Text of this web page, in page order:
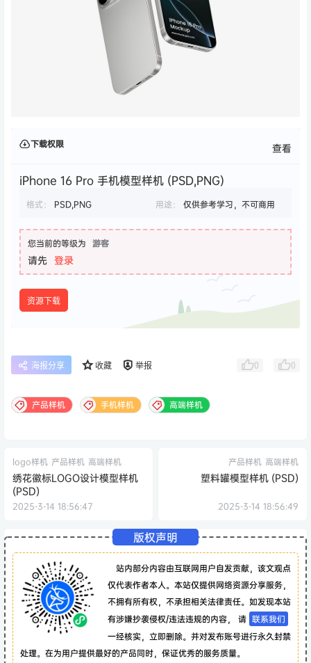
下载权限 查看
iPhone 16 Pro 手机模型样机 (PSD,PNG)
格式： PSD,PNG 用途： 仅供参考学习，不可商用
您当前的等级为 游客
请先 登录
资源下载
海报分享 收藏 举报 0 0
产品样机 手机样机 高端样机
logo样机 产品样机 高端样机
绣花徽标LOGO设计模型样机
(PSD)
2025-3-14 18:56:47
产品样机 高端样机
塑料罐模型样机 (PSD)
2025-3-14 18:56:49
版权声明
站内部分内容由互联网用户自发贡献，该文观点
仅代表作者本人。本站仅提供网络资源分享服务，
不拥有所有权，不承担相关法律责任。如发现本站
有涉嫌抄袭侵权/违法违规的内容， 请 联系我们
一经核实，立即删除。并对发布账号进行永久封禁
处理。在为用户提供最好的产品同时，保证优秀的服务质量。